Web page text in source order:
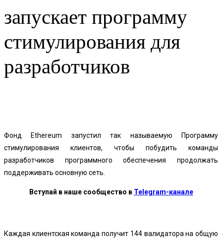
запускает программу
стимулирования для
разработчиков
Фонд Ethereum запустил так называемую Программу
стимулирования клиентов, чтобы побудить команды
разработчиков программного обеспечения продолжать
поддерживать основную сеть.
Вступай в наше сообщество в Telegram-канале
Каждая клиентская команда получит 144 валидатора на общую